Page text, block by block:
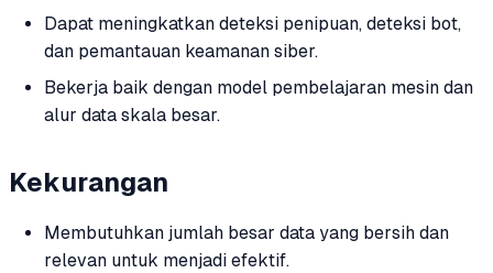
Dapat meningkatkan deteksi penipuan, deteksi bot,
dan pemantauan keamanan siber.
Bekerja baik dengan model pembelajaran mesin dan
alur data skala besar.
Kekurangan
Membutuhkan jumlah besar data yang bersih dan
relevan untuk menjadi efektif.